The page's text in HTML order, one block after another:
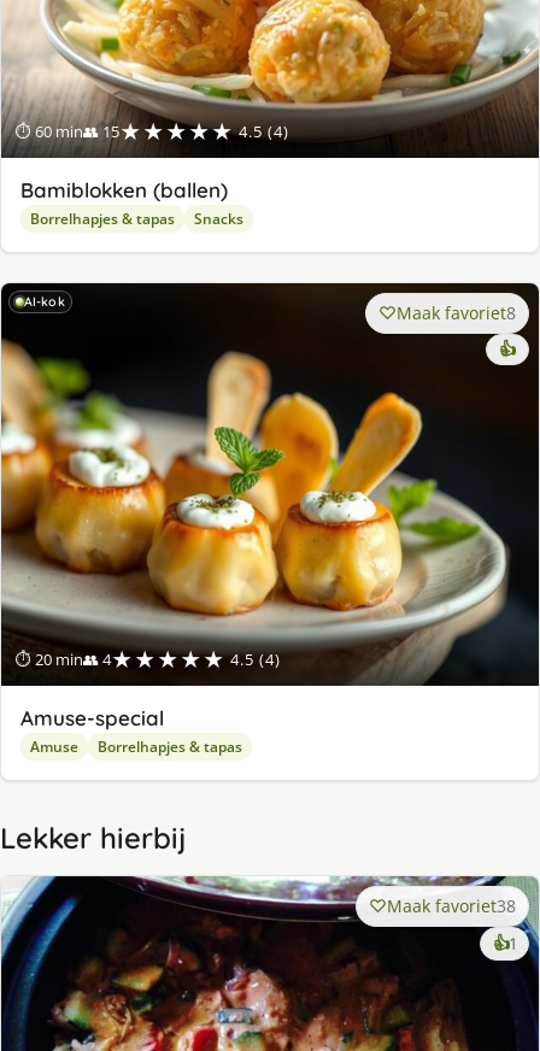
⏱ 60 min👥 15★★★★★ 4.5 (4)
Bamiblokken (ballen)
Borrelhapjes & tapas Snacks
AI-kok
⏱ 20 min👥 4★★★★★ 4.5 (4)
Maak favoriet8
👍
Amuse-special
Amuse Borrelhapjes & tapas
Lekker hierbij
Maak favoriet38
👍1